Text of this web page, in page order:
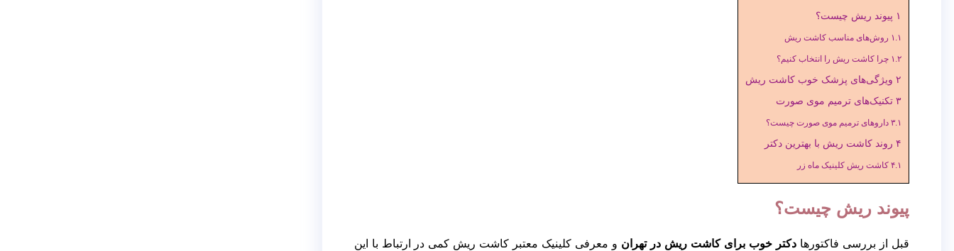
۱ پیوند ریش چیست؟
۱.۱ روش‌های مناسب کاشت ریش
۱.۲ چرا کاشت ریش را انتخاب کنیم؟
۲ ویژگی‌های پزشک خوب کاشت ریش
۳ تکنیک‌های ترمیم موی صورت
۳.۱ داروهای ترمیم موی صورت چیست؟
۴ روند کاشت ریش با بهترین دکتر
۴.۱ کاشت ریش کلینیک ماه زر
پیوند ریش چیست؟
قبل از بررسی فاکتورها دکتر خوب برای کاشت ریش در تهران و معرفی کلینیک معتبر کاشت ریش کمی در ارتباط با این